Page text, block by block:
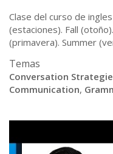
Clase del curso de
(estaciones). Fall
(primavera). Summer
Temas
Conversation
Communication,